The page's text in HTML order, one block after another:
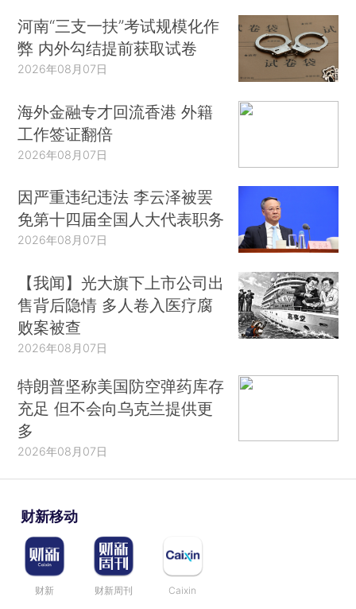
河南“三支一扶”考试规模化作
弊 内外勾结提前获取试卷
2026年08月07日
海外金融专才回流香港 外籍
工作签证翻倍
2026年08月07日
因严重违纪违法 李云泽被罢
免第十四届全国人大代表职务
2026年08月07日
【我闻】光大旗下上市公司出
售背后隐情 多人卷入医疗腐
败案被查
2026年08月07日
特朗普坚称美国防空弹药库存
充足 但不会向乌克兰提供更
多
2026年08月07日
财新移动
财新 财新周刊 Caixin